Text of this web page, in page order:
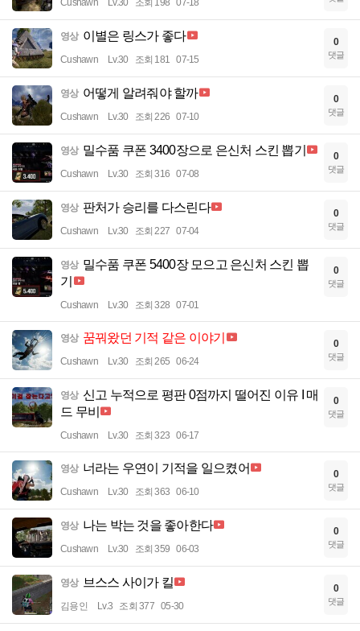
영상 이별은 링스가 좋다
Cushawn Lv.30 조회 181 07-15
0
댓글
영상 어떻게 알려줘야 할까
Cushawn Lv.30 조회 226 07-10
0
댓글
영상 밀수품 쿠폰 3400장으로 은신처 스킨 뽑기
Cushawn Lv.30 조회 316 07-08
0
댓글
영상 판처가 승리를 다스린다
Cushawn Lv.30 조회 227 07-04
0
댓글
영상 밀수품 쿠폰 5400장 모으고 은신처 스킨 뽑
기
Cushawn Lv.30 조회 328 07-01
0
댓글
영상 꿈꿔왔던 기적 같은 이야기
Cushawn Lv.30 조회 265 06-24
0
댓글
영상 신고 누적으로 평판 0점까지 떨어진 이유 I 매
드 무비
Cushawn Lv.30 조회 323 06-17
0
댓글
영상 너라는 우연이 기적을 일으켰어
Cushawn Lv.30 조회 363 06-10
0
댓글
영상 나는 박는 것을 좋아한다
Cushawn Lv.30 조회 359 06-03
0
댓글
영상 브스스 사이가 킬
김용인 Lv.3 조회 377 05-30
0
댓글